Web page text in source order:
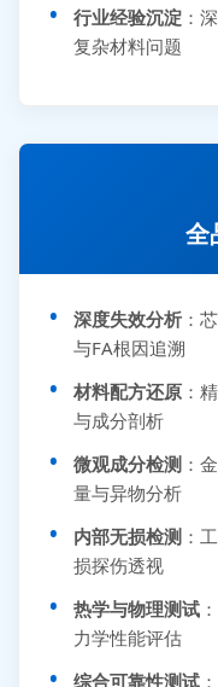
行业经验沉淀 ：
复杂材料问题
全
深度失效分析 ：
与FA根因追溯
材料配方还原 ：
与成分剖析
微观成分检测 ：
量与异物分析
内部无损检测 ：
损探伤透视
热学与物理测试
力学性能评估
综合可靠性测试